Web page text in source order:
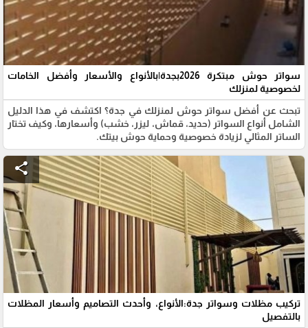
سواتر حوش مبتكرة 2026بجدة|بالأنواع والأسعار وأفضل الخامات
لخصوصية لمنزلك
تبحث عن أفضل سواتر حوش لمنزلك في جدة؟ اكتشف في هذا الدليل
الشامل أنواع السواتر (حديد، قماش، ليزر، خشب) وأسعارها، وكيف تختار
الساتر المثالي لزيادة خصوصية وحماية حوش بيتك.
share
تركيب مظلات وسواتر جدة:الأنواع، وأحدث التصاميم وأسعار المظلات
بالتفصيل